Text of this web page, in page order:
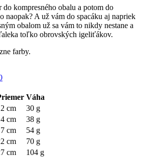
do kompresného obalu a potom do
naopak? A už vám do spacáku aj napriek
obalom už sa vám to nikdy nestane a
toľko obrovských igeliťákov.
farby.
Váha
cm
30 g
cm
38 g
cm
54 g
cm
70 g
cm
104 g